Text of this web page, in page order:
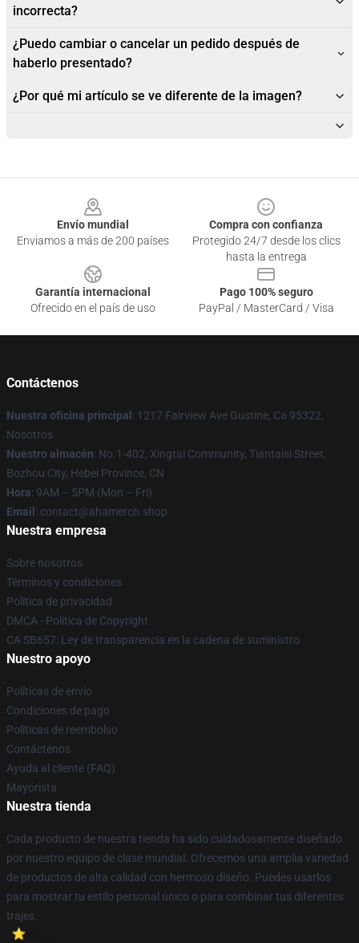
incorrecta?
¿Puedo cambiar o cancelar un pedido después de
haberlo presentado?
¿Por qué mi artículo se ve diferente de la imagen?
Envío mundial
Enviamos a más de 200 países
Compra con confianza
Protegido 24/7 desde los clics
hasta la entrega
Garantía internacional
Ofrecido en el país de uso
Pago 100% seguro
PayPal / MasterCard / Visa
Contáctenos
Nuestra oficina principal : 1217 Fairview Ave Gustine, Ca 95322,
Nosotros
Nuestro almacén: No.1-402, Xingtai Community, Tiantaisi Street,
Bozhou City, Hebei Province, CN
Hora: 9AM – 5PM (Mon – Fri)
Email : contact@ahamerch.shop
Nuestra empresa
Sobre nosotros
Términos y condiciones
Política de privacidad
DMCA - Política de Copyright
CA SB657: Ley de transparencia en la cadena de suministro
Nuestro apoyo
Políticas de envío
Condiciones de pago
Políticas de reembolso
Contáctenos
Ayuda al cliente (FAQ)
Mayorista
Nuestra tienda
Cada producto de nuestra tienda ha sido cuidadosamente diseñado
por nuestro equipo de clase mundial. Ofrecemos una amplia variedad
de productos de alta calidad con hermoso diseño. Puedes usarlos
para mostrar tu estilo personal único o para combinar tus diferentes
trajes.